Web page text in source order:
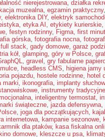
nierejestrowana, działka
muzealna, egzamin praktyczny
, elektronika DIY, elektryk
, etyka AI , etykiety kurierskie,
, festyn rodzinny, Figma, first
górska, fotografia nocna,
full stack, gady domowe, garaż
kół, glamping, góry w Polsce,
, gravel , gry fabularne
, headless CMS, higiena jamy
pojazdu, hostele rodzinne, hotel
marki, ikonografia, implanty
, instrumenty tradycyjne
, inteligentny termostat,
świąteczne, jazda defensywna,
, joga dla początkujących,
internetowa, kampanie sezonowe,
dla ptaków, kasa fiskalna
kino domowe, kleszcze u psa,